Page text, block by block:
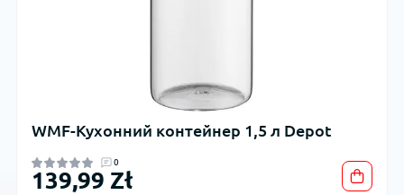
WMF-Кухонний контейнер 1,5 л Depot
0
139,99 Zł